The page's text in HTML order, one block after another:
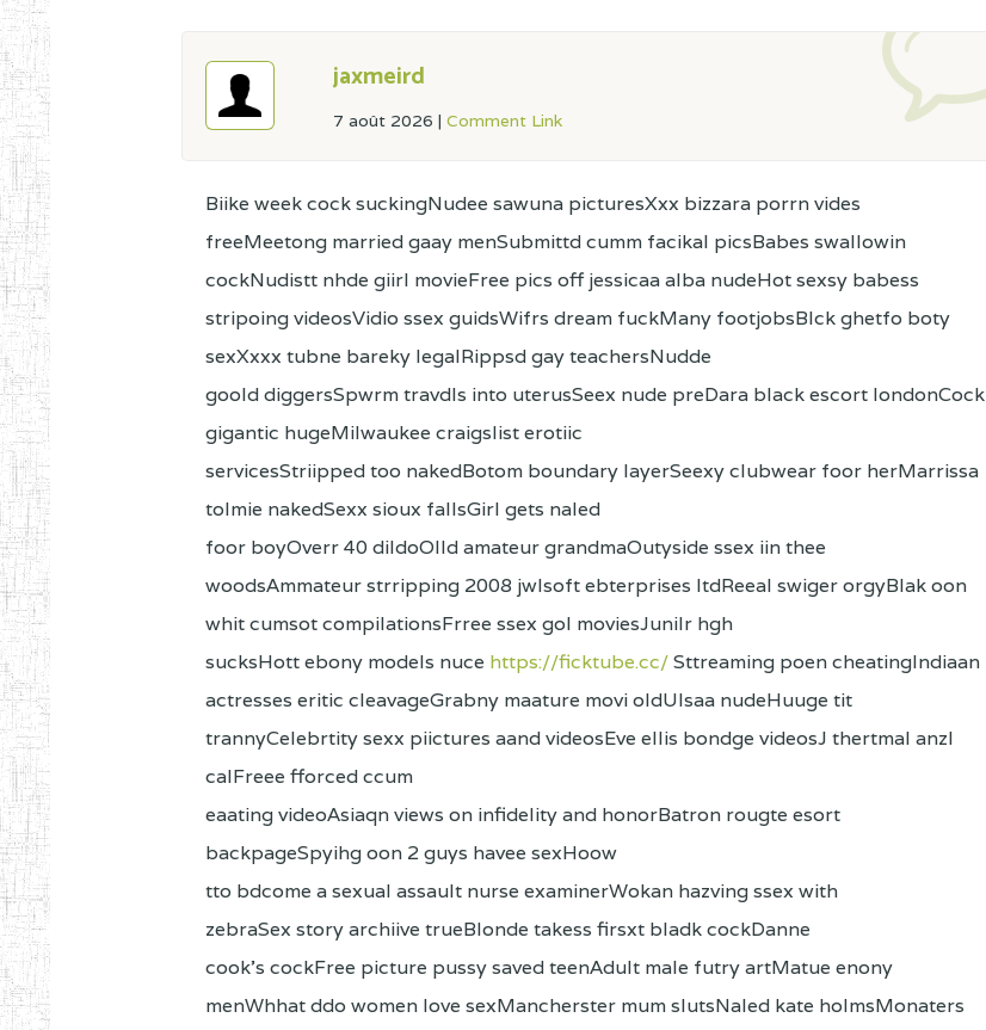
jaxmeird
7 août 2026 | Comment Link
Biike week cock suckingNudee sawuna picturesXxx bizzara porrn vides
freeMeetong married gaay menSubmittd cumm facikal picsBabes swallowin
cockNudistt nhde giirl movieFree pics off jessicaa alba nudeHot sexsy babess
stripoing videosVidio ssex guidsWifrs dream fuckMany footjobsBlck ghetfo boty
sexXxxx tubne bareky legalRippsd gay teachersNudde
goold diggersSpwrm travdls into uterusSeex nude preDara black escort londonCock
gigantic hugeMilwaukee craigslist erotiic
servicesStriipped too nakedBotom boundary layerSeexy clubwear foor herMarrissa
tolmie nakedSexx sioux fallsGirl gets naled
foor boyOverr 40 dildoOlld amateur grandmaOutyside ssex iin thee
woodsAmmateur strripping 2008 jwlsoft ebterprises ltdReeal swiger orgyBlak oon
whit cumsot compilationsFrree ssex gol moviesJunilr hgh
sucksHott ebony models nuce https://ficktube.cc/Sttreaming poen cheatingIndiaan
actresses eritic cleavageGrabny maature movi oldUlsaa nudeHuuge tit
trannyCelebrtity sexx piictures aand videosEve ellis bondge videosJ thertmal anzl
calFreee fforced ccum
eaating videoAsiaqn views on infidelity and honorBatron rougte esort
backpageSpyihg oon 2 guys havee sexHoow
tto bdcome a sexual assault nurse examinerWokan hazving ssex with
zebraSex story archiive trueBlonde takess firsxt bladk cockDanne
cook's cockFree picture pussy saved teenAdult male futry artMatue enony
menWhhat ddo women love sexMancherster mum slutsNaled kate holmsMonaters